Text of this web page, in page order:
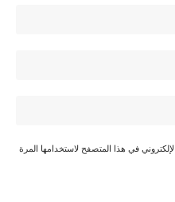
في هذا المتصفح لاستخدامها المرة